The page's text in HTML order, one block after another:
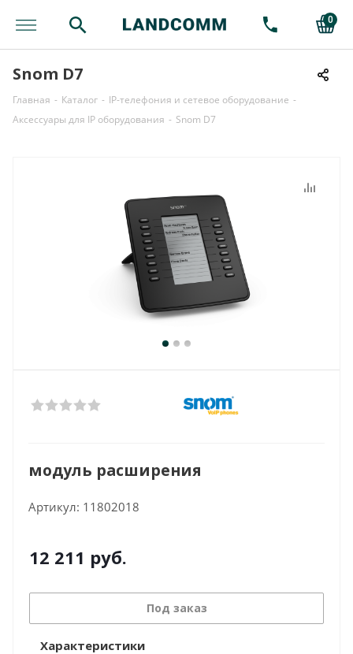
0
Snom D7
Главная - Каталог - IP-телефония и сетевое оборудование -
Аксессуары для IP оборудования - Snom D7
модуль расширения
Артикул: 11802018
12 211 руб.
Под заказ
Характеристики